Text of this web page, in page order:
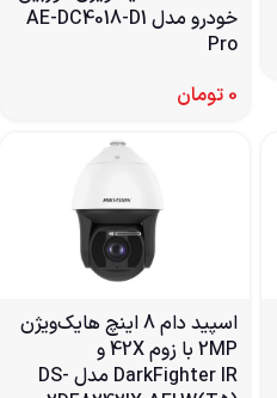
خودرو مدل AE-DC4018-D1
Pro
0 تومان
اسپید دام 8 اینچ هایک‌ویژن
2MP با زوم 42X و
DarkFighter IR مدل DS-